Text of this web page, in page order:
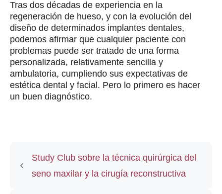
Tras dos décadas de experiencia en la
regeneración de hueso, y con la evolución del
diseño de determinados implantes dentales,
podemos afirmar que cualquier paciente con
problemas puede ser tratado de una forma
personalizada, relativamente sencilla y
ambulatoria, cumpliendo sus expectativas de
estética dental y facial. Pero lo primero es hacer
un buen diagnóstico.
Study Club sobre la técnica quirúrgica del
seno maxilar y la cirugía reconstructiva